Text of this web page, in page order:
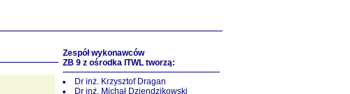
Zespół wykonawców
ZB 9 z ośrodka ITWL tworzą:
Dr inż. Krzysztof Dragan
Dr inż. Michał Dziendzikowski